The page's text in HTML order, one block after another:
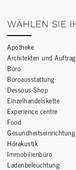
WÄHLEN SIE
Apotheke
Architekten und
Büro
Büroausstattung
Dessous-Shop
Einzelhandelskette
Experience centre
Food
Gesundheitseinrichtung
Hörakustik
Immobilienbüro
Ladenbeleuchtung